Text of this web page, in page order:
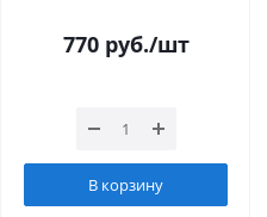
770руб./шт
В корзину